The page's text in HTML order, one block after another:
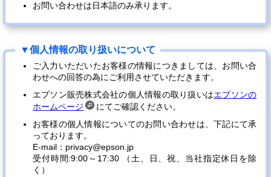
お問い合わせは日本語のみ承ります。
ご入力いただいたお客様の情報につきましては、お問い合
わせへの回答の為にご利用させていただきます。
エプソン販売株式会社の個人情報の取り扱いはエプソンの
ホームページ
にてご確認ください。
お客様の個人情報についてのお問い合わせは、下記にて承
っております。
E-mail：privacy@epson.jp
受付時間:9:00～17:30 （土、日、祝、当社指定休日を除
く）